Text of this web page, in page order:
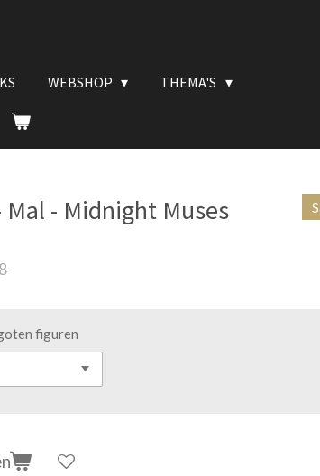
WEBSHOP THEMA'S
Mal - Midnight Muses
figuren